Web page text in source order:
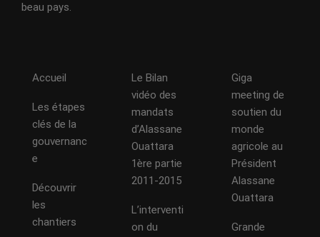
beau pays.
Accueil
Les étapes
clés de la
gouvernanc
e
Découvrir
les
chantiers
Le Bilan
vidéo des
mandats
d’Alassane
Ouattara
1ère partie
2011-2015
L’interventi
on du
Giga
meeting de
soutien du
monde
agricole au
Président
Alassane
Ouattara
Grande